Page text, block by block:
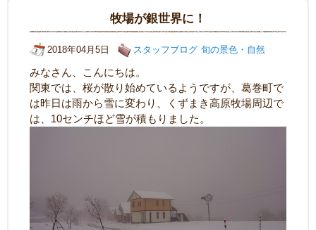
牧場が銀世界に！
2018年04月5日 スタッフブログ 旬の景色・自然
みなさん、こんにちは。
関東では、桜が散り始めているようですが、葛巻町で
は昨日は雨から雪に変わり、くずまき高原牧場周辺で
は、10センチほど雪が積もりました。